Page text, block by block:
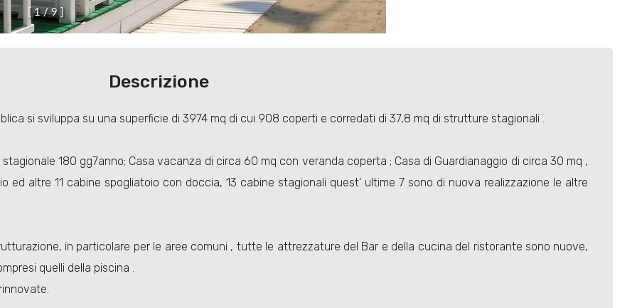
1 / 9
Descrizione
si sviluppa su una superficie di 3974 mq di cui 908 coperti e corredati di 37,8 mq di strutture stagionali .
180 gg7anno; Casa vacanza di circa 60 mq con veranda coperta ; Casa di Guardianaggio di circa 30 mq ,
ed altre 11 cabine spogliatoio con doccia, 13 cabine stagionali quest' ultime 7 sono di nuova realizzazione le altre
in particolare per le aree comuni , tutte le attrezzature del Bar e della cucina del ristorante sono nuove,
quelli della piscina .